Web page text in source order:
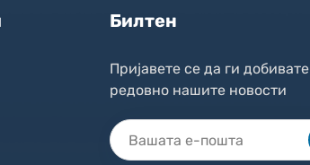
Билтен
Пријавете се да ги добивате
редовно нашите новости